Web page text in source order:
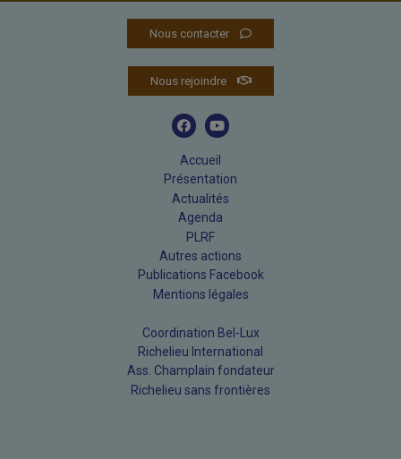
Nous contacter
Nous rejoindre
Accueil
Présentation
Actualités
Agenda
PLRF
Autres actions
Publications Facebook
Mentions légales
Coordination Bel-Lux
Richelieu International
Ass. Champlain fondateur
Richelieu sans frontières